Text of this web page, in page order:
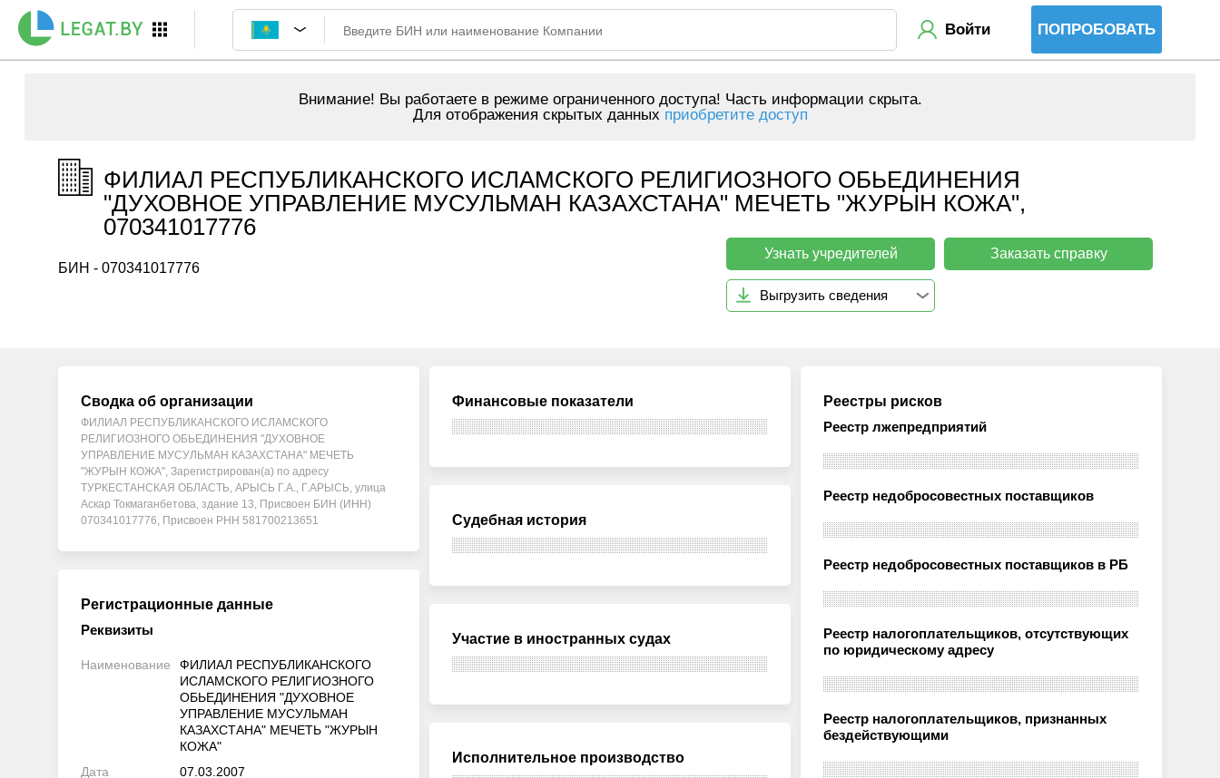
Войти ПОПРОБОВАТЬ
Внимание! Вы работаете в режиме ограниченного доступа! Часть информации скрыта.
Для отображения скрытых данных приобретите доступ
ФИЛИАЛ РЕСПУБЛИКАНСКОГО ИСЛАМСКОГО РЕЛИГИОЗНОГО ОБЬЕДИНЕНИЯ
"ДУХОВНОЕ УПРАВЛЕНИЕ МУСУЛЬМАН КАЗАХСТАНА" МЕЧЕТЬ "ЖУРЫН КОЖА",
070341017776
БИН - 070341017776
Узнать учредителей Заказать справку
Выгрузить сведения
Сводка об организации
ФИЛИАЛ РЕСПУБЛИКАНСКОГО ИСЛАМСКОГО
РЕЛИГИОЗНОГО ОБЬЕДИНЕНИЯ "ДУХОВНОЕ
УПРАВЛЕНИЕ МУСУЛЬМАН КАЗАХСТАНА" МЕЧЕТЬ
"ЖУРЫН КОЖА", Зарегистрирован(а) по адресу
ТУРКЕСТАНСКАЯ ОБЛАСТЬ, АРЫСЬ Г.А., Г.АРЫСЬ, улица
Аскар Токмаганбетова, здание 13, Присвоен БИН (ИНН)
070341017776, Присвоен РНН 581700213651
Регистрационные данные
Реквизиты
Наименование
ФИЛИАЛ РЕСПУБЛИКАНСКОГО
ИСЛАМСКОГО РЕЛИГИОЗНОГО
ОБЬЕДИНЕНИЯ "ДУХОВНОЕ
УПРАВЛЕНИЕ МУСУЛЬМАН
КАЗАХСТАНА" МЕЧЕТЬ "ЖУРЫН
КОЖА"
Дата
07.03.2007
Финансовые показатели
Судебная история
Участие в иностранных судах
Исполнительное производство
Реестры рисков
Реестр лжепредприятий
Реестр недобросовестных поставщиков
Реестр недобросовестных поставщиков в РБ
Реестр налогоплательщиков, отсутствующих
по юридическому адресу
Реестр налогоплательщиков, признанных
бездействующими